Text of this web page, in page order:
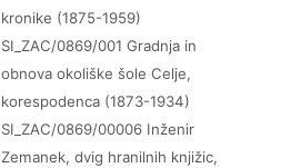
kronike (1875-1959)
SI_ZAC/0869/001 Gradnja in
obnova okoliške šole Celje,
korespodenca (1873-1934)
SI_ZAC/0869/00006 Inženir
Zemanek, dvig hranilnih knjižic,